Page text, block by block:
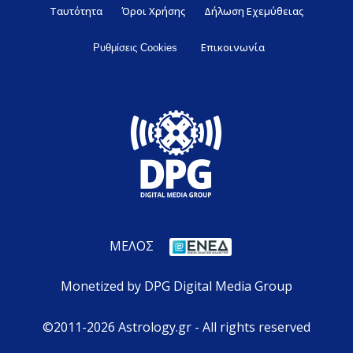
Ταυτότητα Όροι Χρήσης Δήλωση Εχεμύθειας
Ρυθμίσεις Cookies Επικοινωνία
ΜΕΛΟΣ
Monetized by DPG Digital Media Group
©2011-2026 Astrology.gr - All rights reserved